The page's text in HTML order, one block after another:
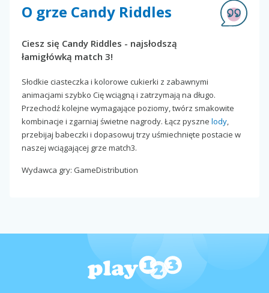
O grze Candy Riddles
Ciesz się Candy Riddles - najsłodszą
łamigłówką match 3!
Słodkie ciasteczka i kolorowe cukierki z zabawnymi
animacjami szybko Cię wciągną i zatrzymają na długo.
Przechodź kolejne wymagające poziomy, twórz smakowite
kombinacje i zgarniaj świetne nagrody. Łącz pyszne lody,
przebijaj babeczki i dopasowuj trzy uśmiechnięte postacie w
naszej wciągającej grze match3.
Wydawca gry: GameDistribution